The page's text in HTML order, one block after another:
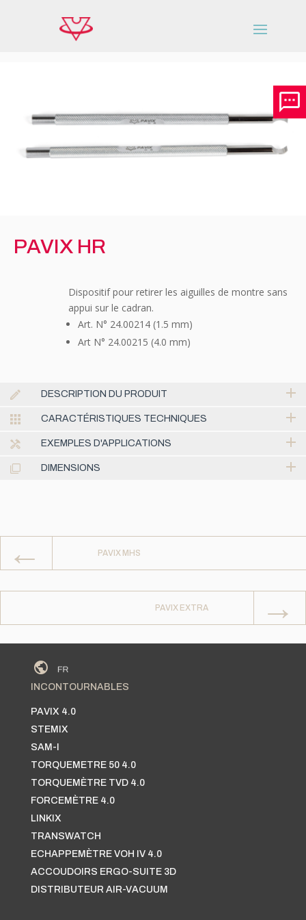
PAVIX HR
Dispositif pour retirer les aiguilles de montre sans
appui sur le cadran.
Art. N° 24.00214 (1.5 mm)
Art N° 24.00215 (4.0 mm)
DESCRIPTION DU PRODUIT
CARACTÉRISTIQUES TECHNIQUES
EXEMPLES D'APPLICATIONS
DIMENSIONS
← PAVIX MHS
PAVIX EXTRA →
INCONTOURNABLES
PAVIX 4.0
STEMIX
SAM-I
TORQUEMETRE 50 4.0
TORQUEMÈTRE TVD 4.0
FORCEMÈTRE 4.0
LINKIX
TRANSWATCH
ECHAPPEMÈTRE VOH IV 4.0
ACCOUDOIRS ERGO-SUITE 3D
DISTRIBUTEUR AIR-VACUUM